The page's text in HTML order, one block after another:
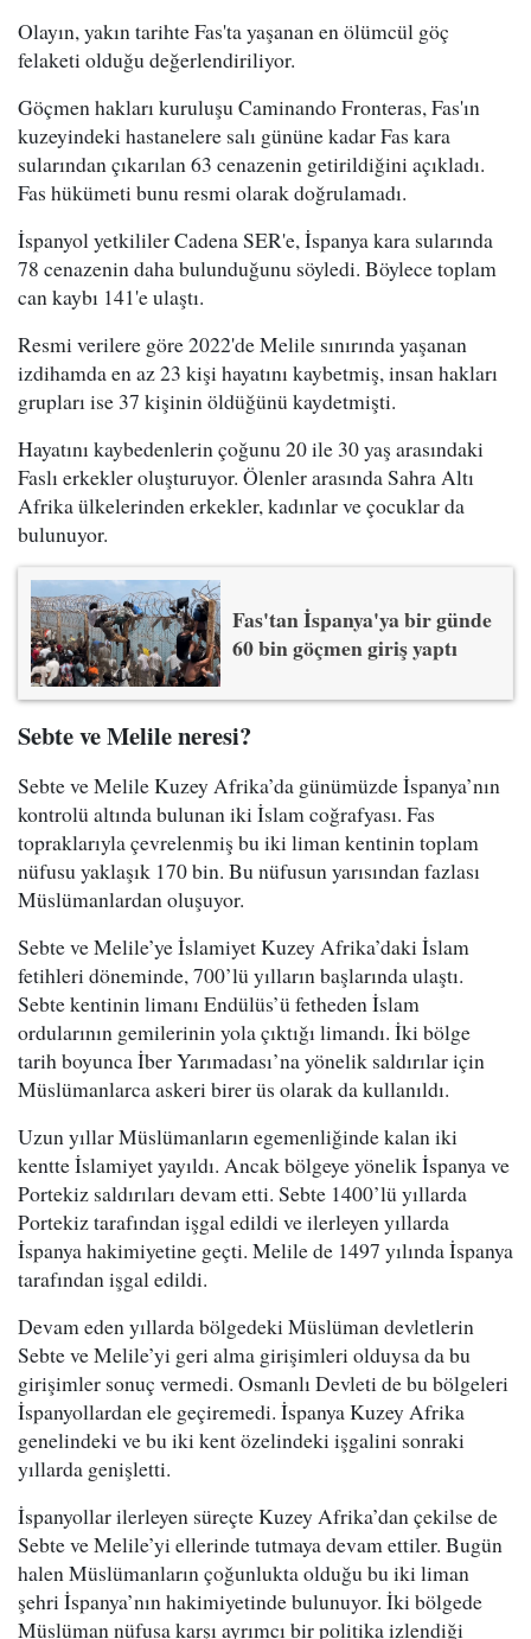
Olayın, yakın tarihte Fas'ta yaşanan en ölümcül göç
felaketi olduğu değerlendiriliyor.
Göçmen hakları kuruluşu Caminando Fronteras, Fas'ın
kuzeyindeki hastanelere salı gününe kadar Fas kara
sularından çıkarılan 63 cenazenin getirildiğini açıkladı.
Fas hükümeti bunu resmi olarak doğrulamadı.
İspanyol yetkililer Cadena SER'e, İspanya kara sularında
78 cenazenin daha bulunduğunu söyledi. Böylece toplam
can kaybı 141'e ulaştı.
Resmi verilere göre 2022'de Melile sınırında yaşanan
izdihamda en az 23 kişi hayatını kaybetmiş, insan hakları
grupları ise 37 kişinin öldüğünü kaydetmişti.
Hayatını kaybedenlerin çoğunu 20 ile 30 yaş arasındaki
Faslı erkekler oluşturuyor. Ölenler arasında Sahra Altı
Afrika ülkelerinden erkekler, kadınlar ve çocuklar da
bulunuyor.
Fas'tan İspanya'ya bir günde
60 bin göçmen giriş yaptı
Sebte ve Melile neresi?
Sebte ve Melile Kuzey Afrika’da günümüzde İspanya’nın
kontrolü altında bulunan iki İslam coğrafyası. Fas
topraklarıyla çevrelenmiş bu iki liman kentinin toplam
nüfusu yaklaşık 170 bin. Bu nüfusun yarısından fazlası
Müslümanlardan oluşuyor.
Sebte ve Melile’ye İslamiyet Kuzey Afrika’daki İslam
fetihleri döneminde, 700’lü yılların başlarında ulaştı.
Sebte kentinin limanı Endülüs’ü fetheden İslam
ordularının gemilerinin yola çıktığı limandı. İki bölge
tarih boyunca İber Yarımadası’na yönelik saldırılar için
Müslümanlarca askeri birer üs olarak da kullanıldı.
Uzun yıllar Müslümanların egemenliğinde kalan iki
kentte İslamiyet yayıldı. Ancak bölgeye yönelik İspanya ve
Portekiz saldırıları devam etti. Sebte 1400’lü yıllarda
Portekiz tarafından işgal edildi ve ilerleyen yıllarda
İspanya hakimiyetine geçti. Melile de 1497 yılında İspanya
tarafından işgal edildi.
Devam eden yıllarda bölgedeki Müslüman devletlerin
Sebte ve Melile’yi geri alma girişimleri olduysa da bu
girişimler sonuç vermedi. Osmanlı Devleti de bu bölgeleri
İspanyollardan ele geçiremedi. İspanya Kuzey Afrika
genelindeki ve bu iki kent özelindeki işgalini sonraki
yıllarda genişletti.
İspanyollar ilerleyen süreçte Kuzey Afrika’dan çekilse de
Sebte ve Melile’yi ellerinde tutmaya devam ettiler. Bugün
halen Müslümanların çoğunlukta olduğu bu iki liman
şehri İspanya’nın hakimiyetinde bulunuyor. İki bölgede
Müslüman nüfusa karşı ayrımcı bir politika izlendiği